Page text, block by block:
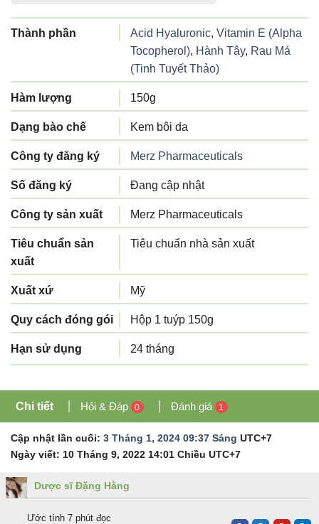
Thành phần Acid Hyaluronic, Vitamin E (Alpha
Tocopherol), Hành Tây, Rau Má
(Tinh Tuyết Thảo)
Hàm lượng 150g
Dạng bào chế Kem bôi da
Công ty đăng ký Merz Pharmaceuticals
Số đăng ký Đang cập nhật
Công ty sản xuất Merz Pharmaceuticals
Tiêu chuẩn sản
xuất
Tiêu chuẩn nhà sản xuất
Xuất xứ Mỹ
Quy cách đóng gói Hộp 1 tuýp 150g
Hạn sử dụng 24 tháng
Chi tiết Hỏi & Đáp 0 Đánh giá 1
Cập nhật lần cuối: 3 Tháng 1, 2024 09:37 Sáng UTC+7
Ngày viết: 10 Tháng 9, 2022 14:01 Chiều UTC+7
Dược sĩ Đặng Hằng
Ước tính 7 phút đọc